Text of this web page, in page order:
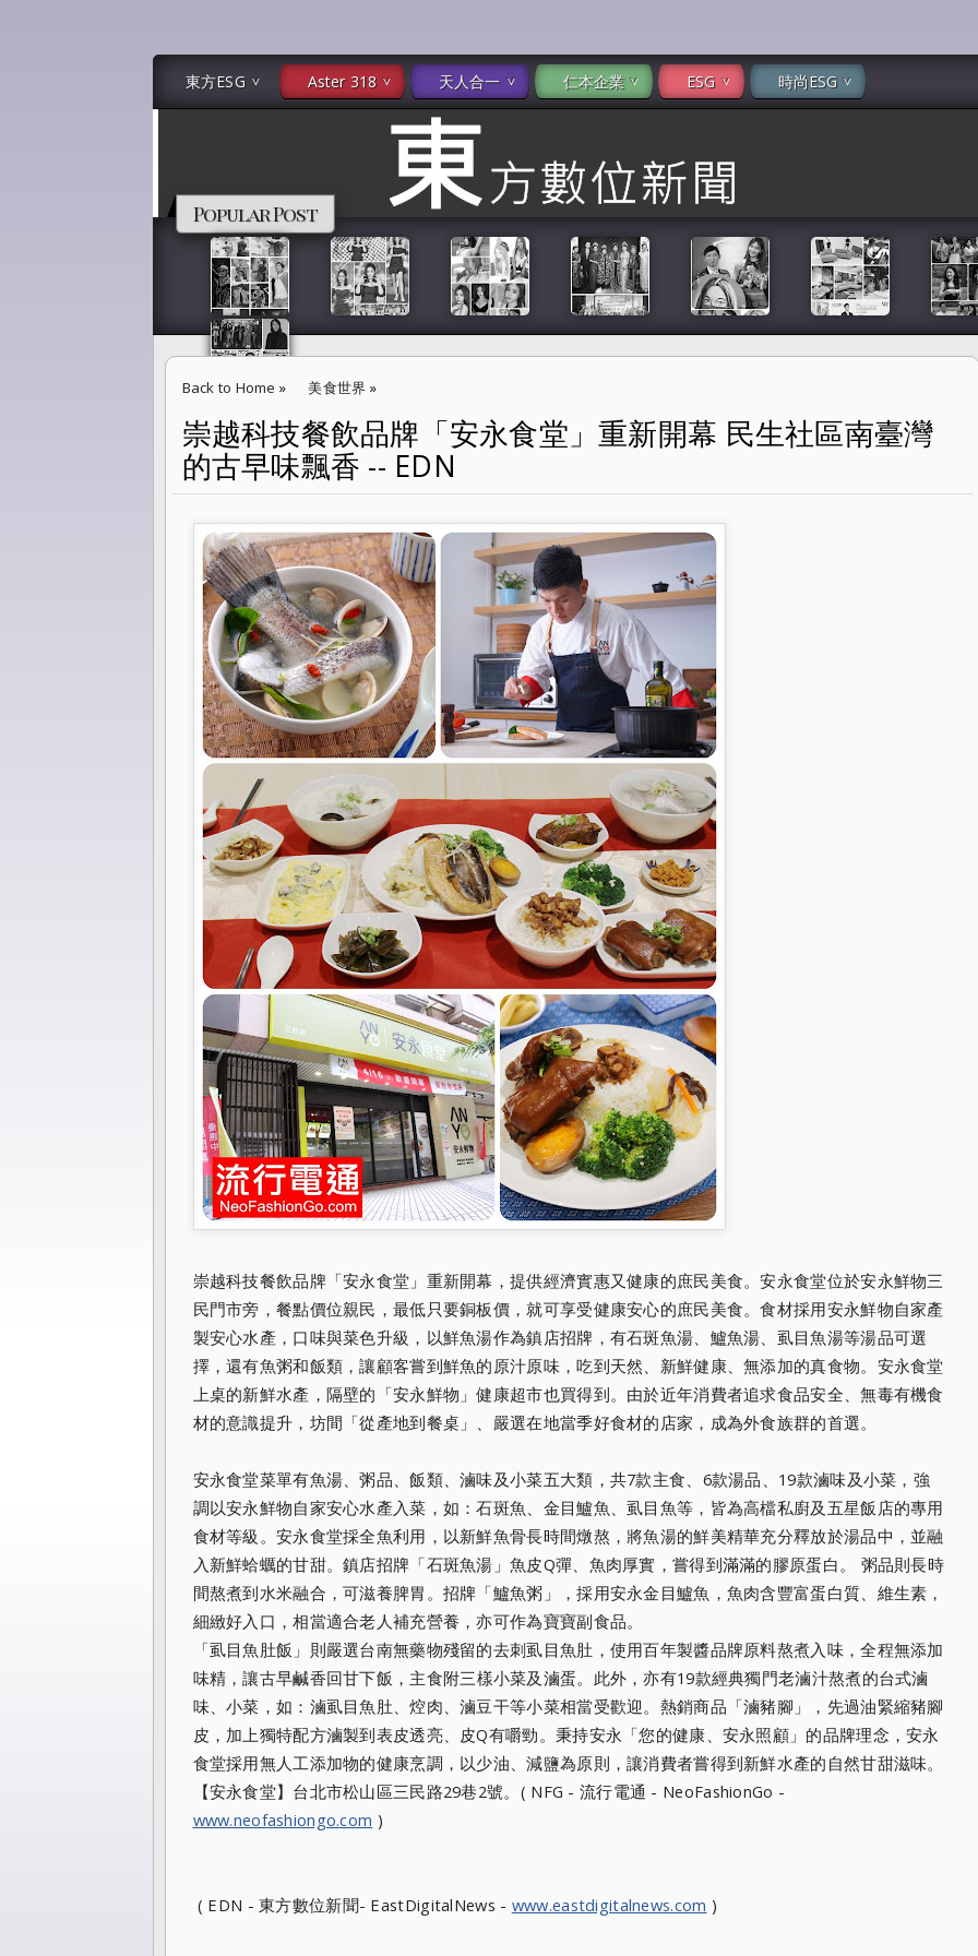
東方ESG Aster 318 天人合一 仁本企業 ESG 時尚ESG
Popular Post
Back to Home » 美食世界 »
崇越科技餐飲品牌「安永食堂」重新開幕 民生社區南臺灣的古早味飄香 -- EDN
崇越科技餐飲品牌「安永食堂」重新開幕 民生社區南臺灣
的古早味飄香 -- EDN
崇越科技餐飲品牌「安永食堂」重新開幕，提供經濟實惠又健康的庶民美食。安永食堂位於安永鮮物三
民門市旁，餐點價位親民，最低只要銅板價，就可享受健康安心的庶民美食。食材採用安永鮮物自家產
製安心水產，口味與菜色升級，以鮮魚湯作為鎮店招牌，有石斑魚湯、鱸魚湯、 虱目魚湯等湯品可選
擇，還有魚粥和飯類，讓顧客嘗到鮮魚的原汁原味，吃到天然、新鮮健康、無添加的真食物。 安永食堂
上桌的新鮮水產，隔壁的「安永鮮物」健康超市也買得到。 由於近年消費者追求食品安全、無毒有機食
材的意識提升，坊間「從產地到餐桌」、嚴選在地當季好食材的店家， 成為外食族群的首選。
安永食堂菜單有魚湯、粥品、飯類、滷味及小菜五大類，共7款主食、6款湯品、19款滷味及小菜，強
調以安永鮮物自家安心水產入菜 ，如：石斑魚、金目鱸魚、虱目魚等， 皆為高檔私廚及五星飯店的專用
食材等級。安永食堂採全魚利用， 以新鮮魚骨長時間燉熬，將魚湯的鮮美精華充分釋放於湯品中， 並融
入新鮮蛤蠣的甘甜。鎮店招牌「石斑魚湯」魚皮Q彈、 魚肉厚實，嘗得到滿滿的膠原蛋白。 粥品則長時
間熬煮到水米融合，可滋養脾胃。招牌「鱸魚粥」，採用安永金目鱸魚，魚肉含豐富蛋白質、維生素，
細緻好入口，相當適合老人補充營養，亦可作為寶寶副食品。
「虱目魚肚飯」則嚴選台南無藥物殘留的去刺虱目魚肚，使用百年製醬品牌原料熬煮入味，全程無添加
味精，讓古早鹹香回甘下飯， 主食附三樣小菜及滷蛋。此外，亦有19款經典獨門老滷汁熬煮的台式滷
味、小菜，如：滷虱目魚肚、焢肉、滷豆干等小菜相當受歡迎。 熱銷商品「滷豬腳」，先過油緊縮豬腳
皮， 加上獨特配方滷製到表皮透亮、皮Q有嚼勁。秉持安永「您的健康、 安永照顧」的品牌理念，安永
食堂採用無人工添加物的健康烹調， 以少油、減鹽為原則，讓消費者嘗得到新鮮水產的自然甘甜滋味。
【安永食堂】台北市松山區三民路29巷2號。( NFG - 流行電通 - NeoFashionGo -
www.neofashiongo.com )
( EDN - 東方數位新聞- EastDigitalNews - www.eastdigitalnews.com )